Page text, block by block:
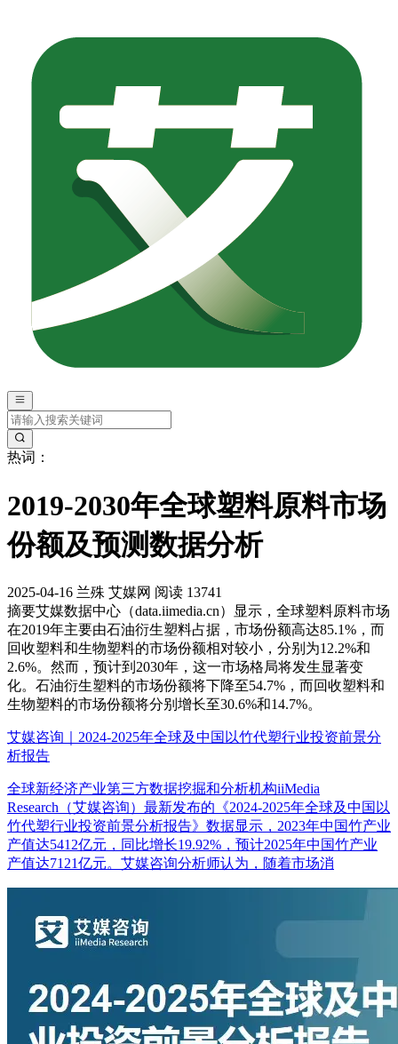
热词：
2019-2030年全球塑料原料市场
份额及预测数据分析
2025-04-16 兰殊 艾媒网 阅读 13741
摘要艾媒数据中心（data.iimedia.cn）显示，全球塑料原料市场
在2019年主要由石油衍生塑料占据，市场份额高达85.1%，而
回收塑料和生物塑料的市场份额相对较小，分别为12.2%和
2.6%。然而，预计到2030年，这一市场格局将发生显著变
化。石油衍生塑料的市场份额将下降至54.7%，而回收塑料和
生物塑料的市场份额将分别增长至30.6%和14.7%。
艾媒咨询｜2024-2025年全球及中国以竹代塑行业投资前景分
析报告
全球新经济产业第三方数据挖掘和分析机构iiMedia
Research（艾媒咨询）最新发布的《2024-2025年全球及中国以
竹代塑行业投资前景分析报告》数据显示，2023年中国竹产业
产值达5412亿元，同比增长19.92%，预计2025年中国竹产业
产值达7121亿元。艾媒咨询分析师认为，随着市场消